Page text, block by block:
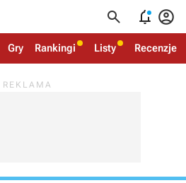
  
Gry Rankingi Listy Recenzje